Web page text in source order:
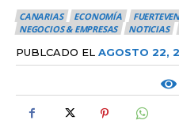
CANARIAS ECONOMÍA
NEGOCIOS & EMPRESAS
NOTICIAS
PUBLCADO EL AGOSTO 22,